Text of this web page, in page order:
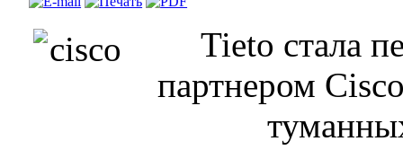
Tieto стала
партнером